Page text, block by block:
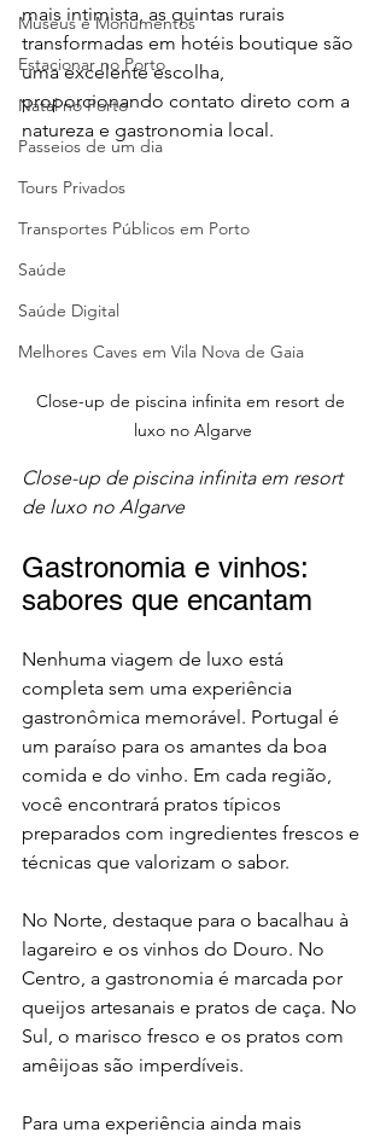
Museus e Monumentos
Estacionar no Porto
Natal no Porto
Passeios de um dia
Tours Privados
Transportes Públicos em Porto
Saúde
Saúde Digital
Melhores Caves em Vila Nova de Gaia
mais intimista, as quintas rurais
transformadas em hotéis boutique são
uma excelente escolha,
proporcionando contato direto com a
natureza e gastronomia local.
Close-up de piscina infinita em resort de
luxo no Algarve
Close-up de piscina infinita em resort
de luxo no Algarve
Gastronomia e vinhos:
sabores que encantam
Nenhuma viagem de luxo está
completa sem uma experiência
gastronômica memorável. Portugal é
um paraíso para os amantes da boa
comida e do vinho. Em cada região,
você encontrará pratos típicos
preparados com ingredientes frescos e
técnicas que valorizam o sabor.
No Norte, destaque para o bacalhau à
lagareiro e os vinhos do Douro. No
Centro, a gastronomia é marcada por
queijos artesanais e pratos de caça. No
Sul, o marisco fresco e os pratos com
amêijoas são imperdíveis.
Para uma experiência ainda mais